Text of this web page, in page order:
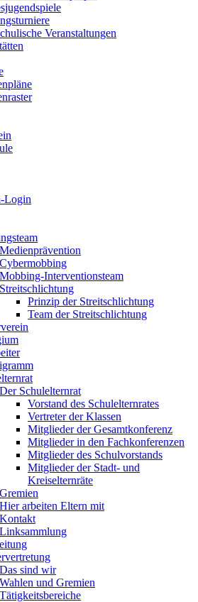
Veranstaltungen
Login
Medienprävention
Cybermobbing
Mobbing-Interventionsteam
Streitschlichtung
Prinzip der Streitschlichtung
Team der Streitschlichtung
Der Schulelternrat
Vorstand des Schulelternrates
Vertreter der Klassen
Mitglieder der Gesamtkonferenz
Mitglieder in den Fachkonferenzen
Mitglieder des Schulvorstands
Mitglieder der Stadt- und
Kreiselternräte
Gremien
Hier arbeiten Eltern mit
Kontakt
Linksammlung
Das sind wir
Wahlen und Gremien
Tätigkeitsbereiche